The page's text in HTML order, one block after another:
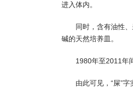
进入体内。
同时，含有油性
碱的天然培养皿。
1980年至2011年
由此可见，“屎”